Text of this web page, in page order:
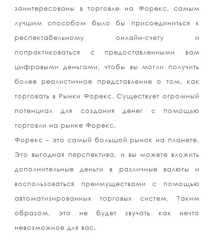
заинтересованы в торговле на Форекс, самым
лучшим способом было бы присоединиться к
респектабельному онлайн-счету и
попрактиковаться с предоставленными вам
цифровыми деньгами, чтобы вы могли получить
более реалистичное представление о том, как
торговать в Рынки Форекс. Существует огромный
потенциал для создания денег с помощью
торговли на рынке Форекс.
Форекс – это самый большой рынок на планете.
Это выгодная перспектива, и вы можете вложить
дополнительные деньги в различные валюты и
воспользоваться преимуществами с помощью
автоматизированных торговых систем. Таким
образом, это не будет звучать как нечто
невозможное для вас.